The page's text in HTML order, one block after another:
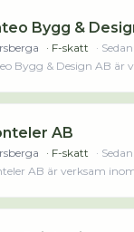
Bygg &
· F-skatt · Sedan
Bygg & Design AB är
(2024).Läs
AB
· F-skatt · Sedan
AB är verksam
räkenskapsåret